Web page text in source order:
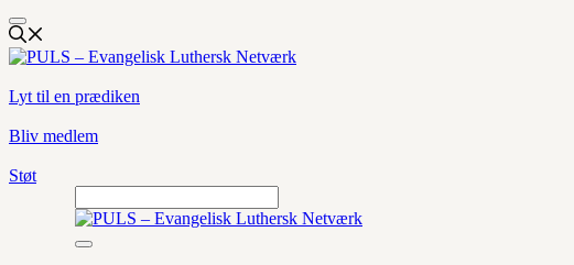
Lyt til en prædiken
Bliv medlem
Støt